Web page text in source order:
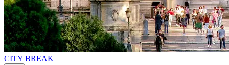
CITY BREAK